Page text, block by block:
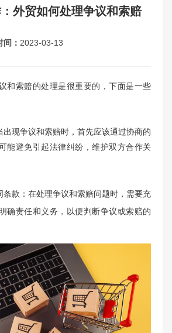
外贸如何处理争议和索赔
间： 2023-03-13
索赔的处理是很重要的，下面是一些
现争议和索赔时，首先应该通过协商的
能避免引起法律纠纷，维护双方合作关
款：在处理争议和索赔问题时，需要充
确责任和义务，以便判断争议或索赔的